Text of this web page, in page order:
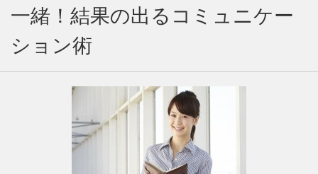
一緒！結果の出るコミュニケー
ション術